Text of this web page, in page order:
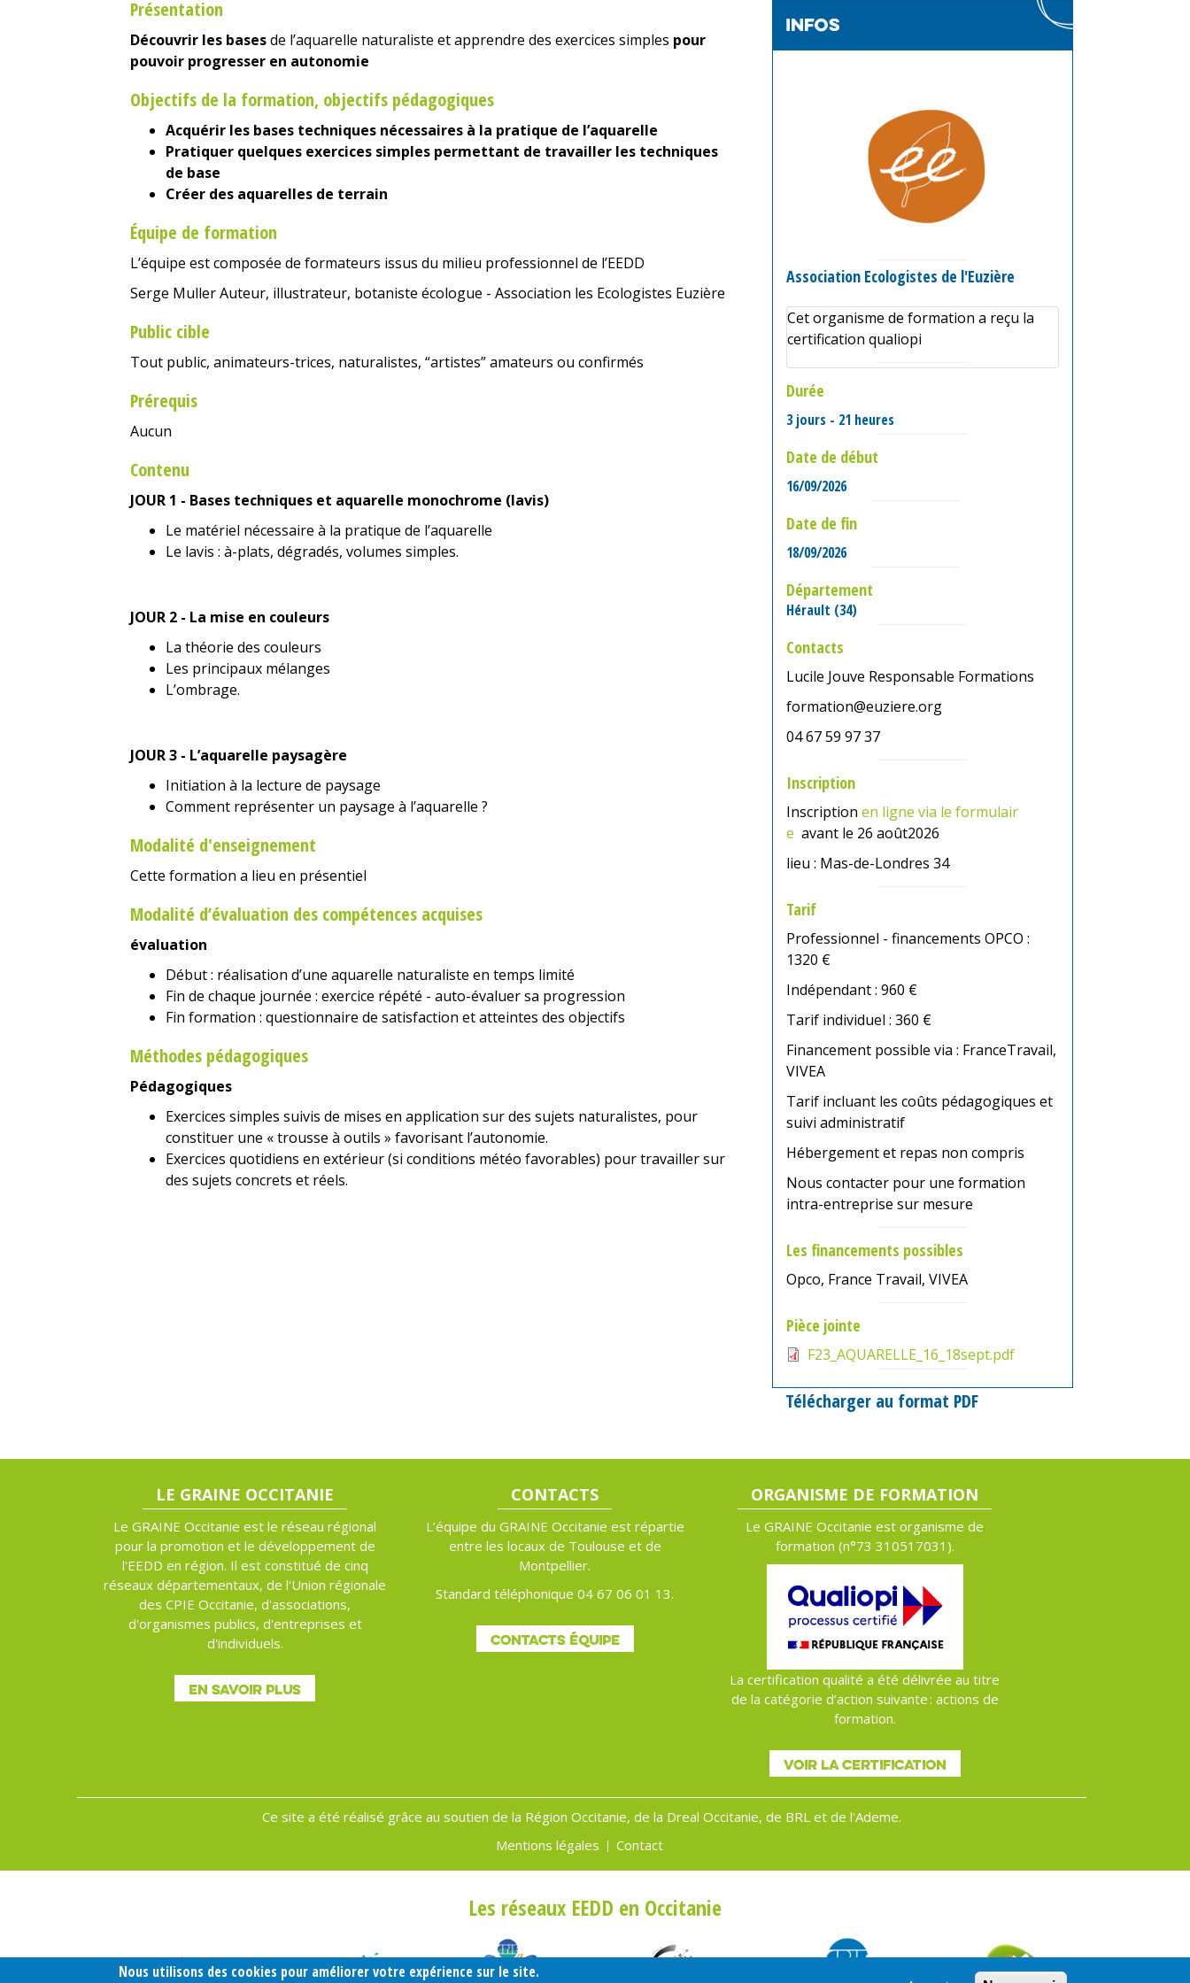
Présentation
Découvrir les basesde l’aquarelle naturaliste et apprendre des exercices simples pour
pouvoir progresser en autonomie
Objectifs de la formation, objectifs pédagogiques
Acquérir les bases techniques nécessaires à la pratique de l’aquarelle
Pratiquer quelques exercices simples permettant de travailler les techniques
de base
Créer des aquarelles de terrain
Équipe de formation
L’équipe est composée de formateurs issus du milieu professionnel de l’EEDD
Serge Muller Auteur, illustrateur, botaniste écologue - Association les Ecologistes Euzière
Public cible
Tout public, animateurs-trices, naturalistes, “artistes” amateurs ou confirmés
Prérequis
Aucun
Contenu
JOUR 1 - Bases techniques et aquarelle monochrome (lavis)
Le matériel nécessaire à la pratique de l’aquarelle
Le lavis : à-plats, dégradés, volumes simples.
JOUR 2 - La mise en couleurs
La théorie des couleurs
Les principaux mélanges
L’ombrage.
JOUR 3 - L’aquarelle paysagère
Initiation à la lecture de paysage
Comment représenter un paysage à l’aquarelle ?
Modalité d'enseignement
Cette formation a lieu en présentiel
Modalité d’évaluation des compétences acquises
évaluation
Début : réalisation d’une aquarelle naturaliste en temps limité
Fin de chaque journée : exercice répété - auto-évaluer sa progression
Fin formation : questionnaire de satisfaction et atteintes des objectifs
Méthodes pédagogiques
Pédagogiques
Exercices simples suivis de mises en application sur des sujets naturalistes, pour
constituer une « trousse à outils » favorisant l’autonomie.
Exercices quotidiens en extérieur (si conditions météo favorables) pour travailler sur
des sujets concrets et réels.
infos
Association Ecologistes de l'Euzière
Cet organisme de formation a reçu la
certification qualiopi
Durée
3 jours - 21 heures
Date de début
16/09/2026
Date de fin
18/09/2026
Département
Hérault (34)
Contacts
Lucile Jouve Responsable Formations
formation@euziere.org
04 67 59 97 37
Inscription
Inscription en ligne via le formulair
e avant le 26 août2026
lieu : Mas-de-Londres 34
Tarif
Professionnel - financements OPCO :
1320 €
Indépendant : 960 €
Tarif individuel : 360 €
Financement possible via : FranceTravail,
VIVEA
Tarif incluant les coûts pédagogiques et
suivi administratif
Hébergement et repas non compris
Nous contacter pour une formation
intra-entreprise sur mesure
Les financements possibles
Opco, France Travail, VIVEA
Pièce jointe
F23_AQUARELLE_16_18sept.pdf
Télécharger au format PDF
LE GRAINE OCCITANIE
Le GRAINE Occitanie est le réseau régional
pour la promotion et le développement de
l'EEDD en région. Il est constitué de cinq
réseaux départementaux, de l'Union régionale
des CPIE Occitanie, d'associations,
d'organismes publics, d'entreprises et
d'individuels.
EN SAVOIR PLUS
CONTACTS
L’équipe du GRAINE Occitanie est répartie
entre les locaux de Toulouse et de
Montpellier.
Standard téléphonique 04 67 06 01 13.
CONTACTS ÉQUIPE
ORGANISME DE FORMATION
Le GRAINE Occitanie est organisme de
formation (n°73 310517031).
La certification qualité a été délivrée au titre
de la catégorie d’action suivante : actions de
formation.
VOIR LA CERTIFICATION
Ce site a été réalisé grâce au soutien de la Région Occitanie, de la Dreal Occitanie, de BRL et de l'Ademe.
Menu
Mentions légales Contact
Les réseaux EEDD en Occitanie
Nous utilisons des cookies pour améliorer votre expérience sur le site.